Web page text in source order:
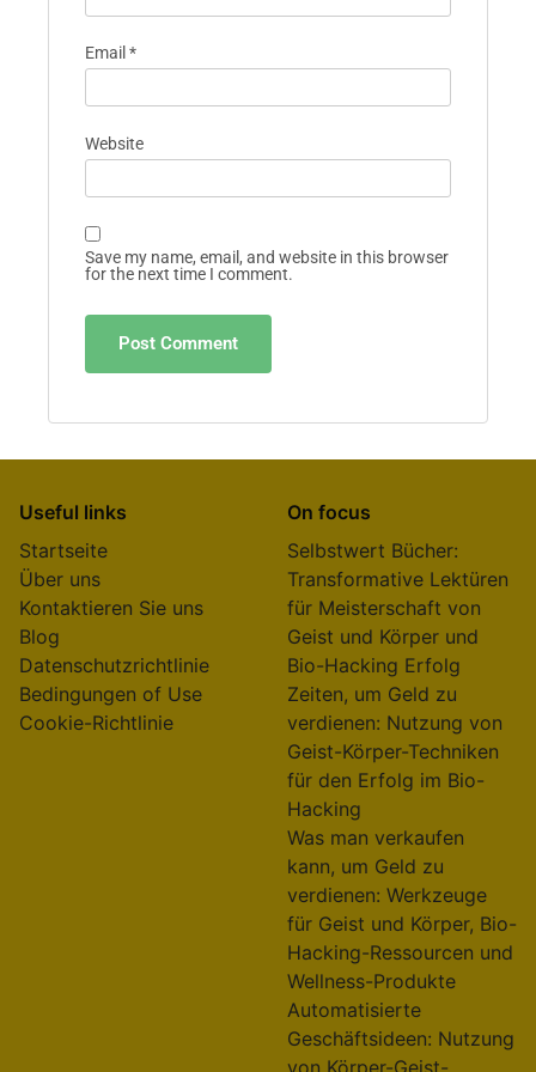
Email *
Website
Save my name, email, and website in this browser
for the next time I comment.
Useful links
Startseite
Über uns
Kontaktieren Sie uns
Blog
Datenschutzrichtlinie
Bedingungen of Use
Cookie-Richtlinie
On focus
Selbstwert Bücher:
Transformative Lektüren
für Meisterschaft von
Geist und Körper und
Bio-Hacking Erfolg
Zeiten, um Geld zu
verdienen: Nutzung von
Geist-Körper-Techniken
für den Erfolg im Bio-
Hacking
Was man verkaufen
kann, um Geld zu
verdienen: Werkzeuge
für Geist und Körper, Bio-
Hacking-Ressourcen und
Wellness-Produkte
Automatisierte
Geschäftsideen: Nutzung
von Körper-Geist-